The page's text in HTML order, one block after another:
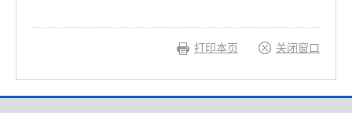
打印本页 关闭窗口